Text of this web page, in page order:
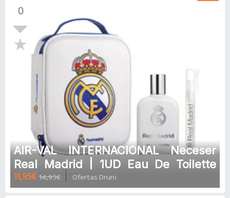
0
AIR-VAL INTERNACIONAL Neceser
Real Madrid | 1UD Eau De Toilette
Infantil
11,95€ 14,95€ Ofertas Druni